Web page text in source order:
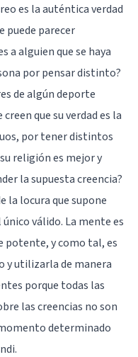
es la auténtica verdad
puede parecer
a alguien que se haya
por pensar distinto?
de algún deporte
que su verdad es la
por tener distintos
religión es mejor y
la supuesta creencia?
la locura que supone
válido. La mente es
potente, y como tal, es
y utilizarla de manera
porque todas las
las creencias no son
determinado